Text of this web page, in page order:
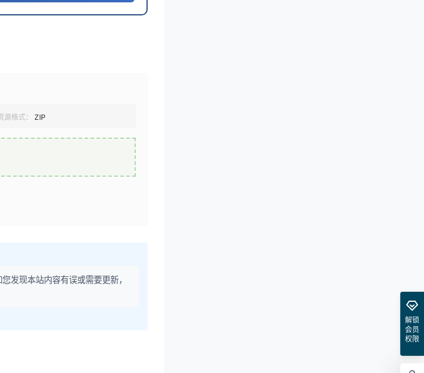
源格式： ZIP
发现本站内容有误或需要更新，
解锁
会员
权限